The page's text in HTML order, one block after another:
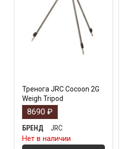
Тренога JRC Cocoon 2G
Weigh Tripod
8690 ₽
БРЕНД
JRC
Нет в наличии